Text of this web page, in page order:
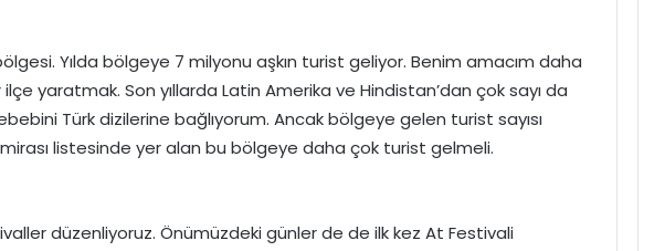
Yılda bölgeye 7 milyonu aşkın turist geliyor. Benim amacım daha
yaratmak. Son yıllarda Latin Amerika ve Hindistan’dan çok sayı da
Türk dizilerine bağlıyorum. Ancak bölgeye gelen turist sayısı
listesinde yer alan bu bölgeye daha çok turist gelmeli.
düzenliyoruz. Önümüzdeki günler de de ilk kez At Festivali